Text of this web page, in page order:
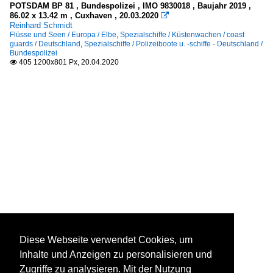
POTSDAM BP 81 , Bundespolizei , IMO 9830018 , Baujahr 2019 ,
86.02 x 13.42 m , Cuxhaven , 20.03.2020 
Reinhard Schmidt
Flüsse und Seen / Europa / Elbe, Spezialschiffe / Küstenwachen / coast
guards / Deutschland, Spezialschiffe / Polizeiboote u. -schiffe - Deutschland /
Bundespolizei
 405 1200x801 Px, 20.04.2020
Diese Webseite verwendet Cookies, um
Inhalte und Anzeigen zu personalisieren und
Zugriffe zu analysieren. Mit der Nutzung